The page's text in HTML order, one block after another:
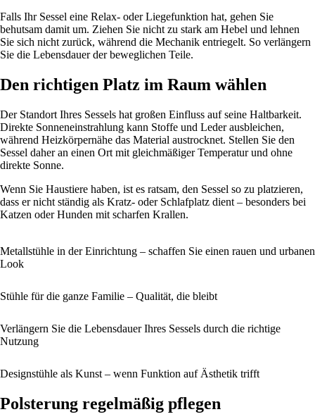
Falls Ihr Sessel eine Relax- oder Liegefunktion hat, gehen Sie
behutsam damit um. Ziehen Sie nicht zu stark am Hebel und lehnen
Sie sich nicht zurück, während die Mechanik entriegelt. So verlängern
Sie die Lebensdauer der beweglichen Teile.
Den richtigen Platz im Raum wählen
Der Standort Ihres Sessels hat großen Einfluss auf seine Haltbarkeit.
Direkte Sonneneinstrahlung kann Stoffe und Leder ausbleichen,
während Heizkörpernähe das Material austrocknet. Stellen Sie den
Sessel daher an einen Ort mit gleichmäßiger Temperatur und ohne
direkte Sonne.
Wenn Sie Haustiere haben, ist es ratsam, den Sessel so zu platzieren,
dass er nicht ständig als Kratz- oder Schlafplatz dient – besonders bei
Katzen oder Hunden mit scharfen Krallen.
Metallstühle in der Einrichtung – schaffen Sie einen rauen und urbanen
Look
Stühle für die ganze Familie – Qualität, die bleibt
Verlängern Sie die Lebensdauer Ihres Sessels durch die richtige
Nutzung
Designstühle als Kunst – wenn Funktion auf Ästhetik trifft
Polsterung regelmäßig pflegen